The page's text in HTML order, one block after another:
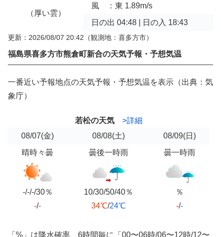
（厚い雲）
風 ：東 1.89m/s
日の出 04:48 | 日の入 18:43
更新：2026/08/07 20:42 （観測地：喜多方市）
福島県喜多方市熊倉町新合の天気予報・予想気温
一番近い予報地点の天気予報・予想気温を表示（出典：気
象庁）
若松の天気
>詳細
08/07(金) 08/08(土) 08/09(日)
晴時々曇
-/-/-/30％
-/-
曇後一時雨
10/30/50/40％
34℃/24℃
曇一時雨
％
-/-
「%」は降水確率、6時間毎に「00〜06時/06〜12時/12〜